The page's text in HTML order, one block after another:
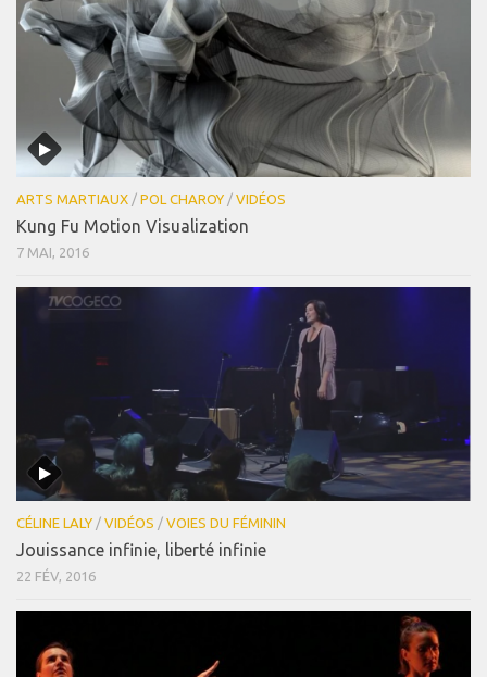
ARTS MARTIAUX / POL CHAROY / VIDÉOS
Kung Fu Motion Visualization
7 MAI, 2016
CÉLINE LALY / VIDÉOS / VOIES DU FÉMININ
Jouissance infinie, liberté infinie
22 FÉV, 2016